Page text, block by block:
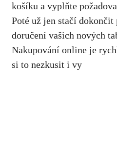
košíku a vyplňte
Poté už jen stačí dokončit
doručení vašich nových
Nakupování online je
si to nezkusit i vy